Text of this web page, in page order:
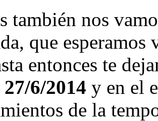
también nos
que esperamos
entonces te
27/6/2014 y en el
de la